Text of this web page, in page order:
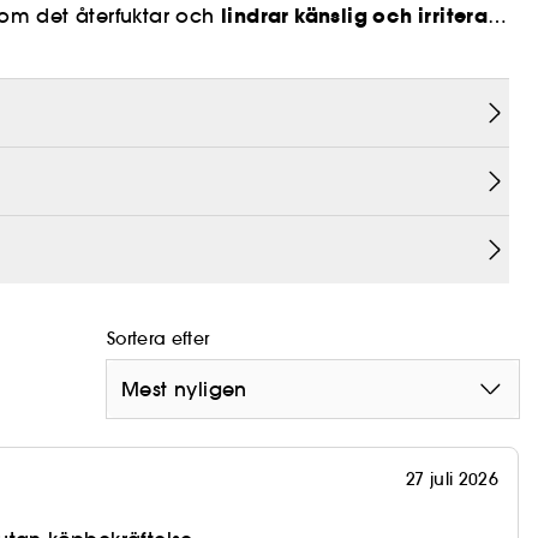
det återfuktar och lindrar känslig och irriterad
och klarhet, och lämnar en jämn,
aktiva ingredienserna.
förstärka hudens klarhet.
aloe vera och sju typer av Cica för
Sortera efter
Mest nyligen
27 juli 2026